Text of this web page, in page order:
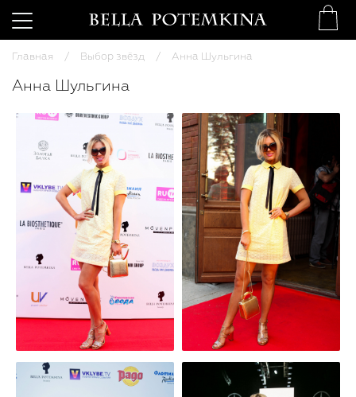
Главная Выбор звёзд Анна Шульгина
Анна Шульгина